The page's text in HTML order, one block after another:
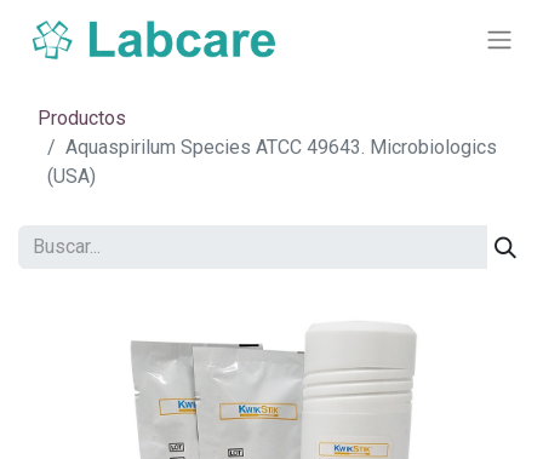
Productos
Aquaspirilum Species ATCC 49643. Microbiologics
(USA)